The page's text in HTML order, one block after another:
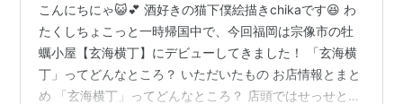
こんにちにゃ😺💕 酒好きの猫下僕絵描きchikaです😆 わ
たくしちょこっと一時帰国中で、今回福岡は宗像市の牡
蠣小屋【玄海横丁】にデビューしてきました！ 「玄海横
丁」ってどんなところ？ いただいたもの お店情報とまと
め 「玄海横丁」ってどんなところ？ 店頭ではせっせと炭